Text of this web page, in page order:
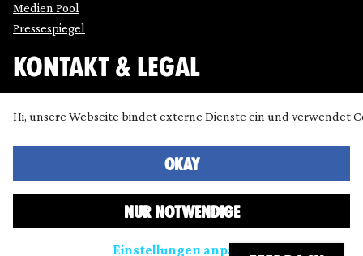
Medien Pool
Pressespiegel
KONTAKT & LEGAL
Datenschutz
Presse
SimpleIcon ,Freepik,Bogdan Rosu
Hi, unsere Webseite bindet externe Dienste ein und verwendet
Einstellungen anpassen
NUR NOTWENDIGE
OKAY